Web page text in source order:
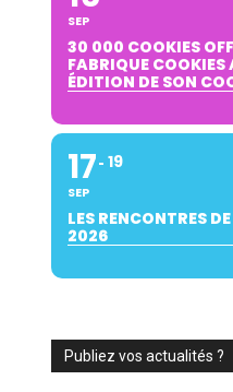
SEP
30 000 COOKIES
FABRIQUE COOKIES
ÉDITION DE SON
17
SEP
19
LES RENCONTRES
2026
Publiez vos actualités ?